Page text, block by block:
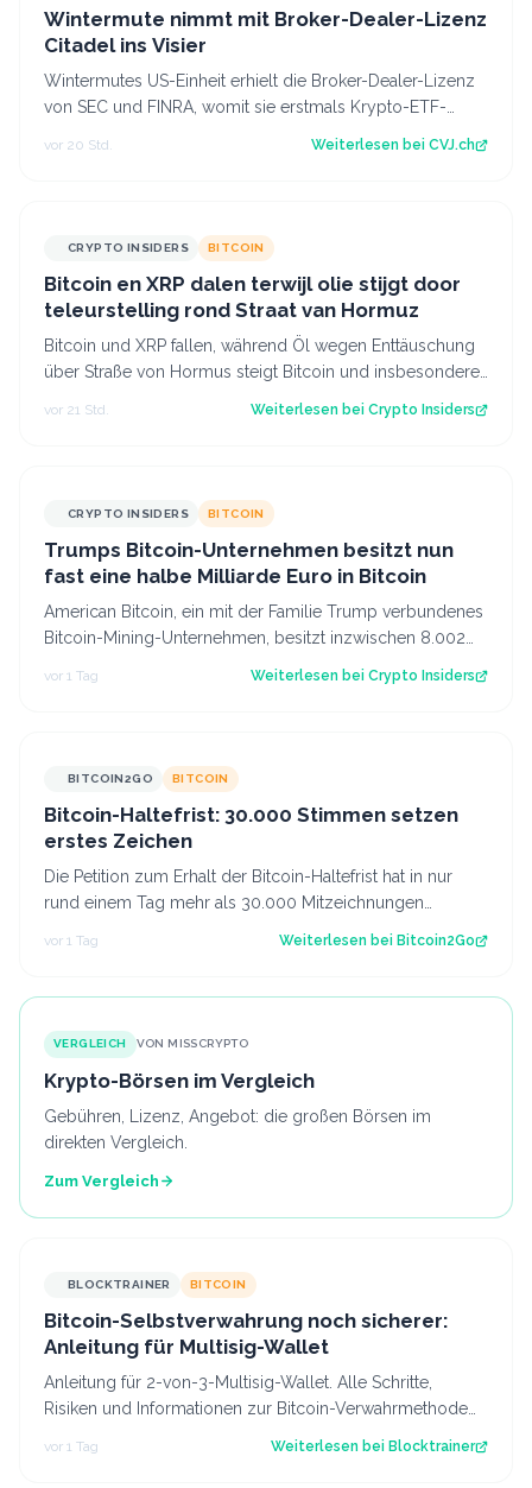
Wintermute nimmt mit Broker-Dealer-Lizenz
Citadel ins Visier
Wintermutes US-Einheit erhielt die Broker-Dealer-Lizenz
von SEC und FINRA, womit sie erstmals Krypto-ETF-
vor 20 Std. Weiterlesen bei CVJ.ch
CRYPTO INSIDERS BITCOIN
Bitcoin en XRP dalen terwijl olie stijgt door
teleurstelling rond Straat van Hormuz
Bitcoin und XRP fallen, während Öl wegen Enttäuschung
über Straße von Hormus steigt Bitcoin und insbesondere
Altcoins wie XRP und Solana hab…
vor 21 Std. Weiterlesen bei Crypto Insiders
CRYPTO INSIDERS BITCOIN
Trumps Bitcoin-Unternehmen besitzt nun
fast eine halbe Milliarde Euro in Bitcoin
American Bitcoin, ein mit der Familie Trump verbundenes
Bitcoin-Mining-Unternehmen, besitzt inzwischen 8.002
vor 1 Tag Weiterlesen bei Crypto Insiders
BITCOIN2GO BITCOIN
Bitcoin-Haltefrist: 30.000 Stimmen setzen
erstes Zeichen
Die Petition zum Erhalt der Bitcoin-Haltefrist hat in nur
rund einem Tag mehr als 30.000 Mitzeichnungen
vor 1 Tag Weiterlesen bei Bitcoin2Go
VERGLEICH VON MISSCRYPTO
Krypto-Börsen im Vergleich
Gebühren, Lizenz, Angebot: die großen Börsen im
direkten Vergleich.
Zum Vergleich
BLOCKTRAINER BITCOIN
Bitcoin-Selbstverwahrung noch sicherer:
Anleitung für Multisig-Wallet
Anleitung für 2-von-3-Multisig-Wallet. Alle Schritte,
Risiken und Informationen zur Bitcoin-Verwahrmethode
vor 1 Tag Weiterlesen bei Blocktrainer